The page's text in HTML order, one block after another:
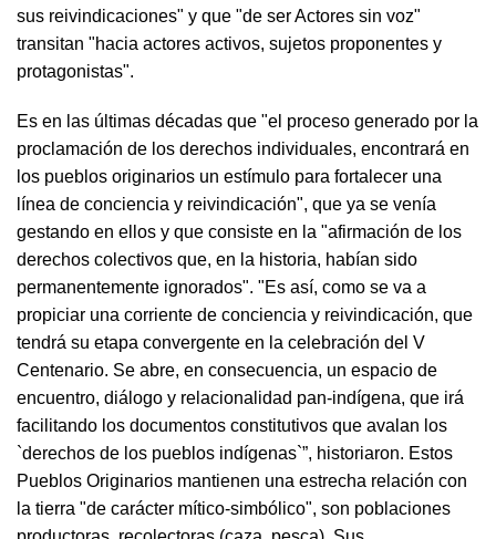
sus reivindicaciones" y que "de ser Actores sin voz"
transitan "hacia actores activos, sujetos proponentes y
protagonistas".
Es en las últimas décadas que "el proceso generado por la
proclamación de los derechos individuales, encontrará en
los pueblos originarios un estímulo para fortalecer una
línea de conciencia y reivindicación", que ya se venía
gestando en ellos y que consiste en la "afirmación de los
derechos colectivos que, en la historia, habían sido
permanentemente ignorados". "Es así, como se va a
propiciar una corriente de conciencia y reivindicación, que
tendrá su etapa convergente en la celebración del V
Centenario. Se abre, en consecuencia, un espacio de
encuentro, diálogo y relacionalidad pan-indígena, que irá
facilitando los documentos constitutivos que avalan los
`derechos de los pueblos indígenas`”, historiaron. Estos
Pueblos Originarios mantienen una estrecha relación con
la tierra "de carácter mítico-simbólico", son poblaciones